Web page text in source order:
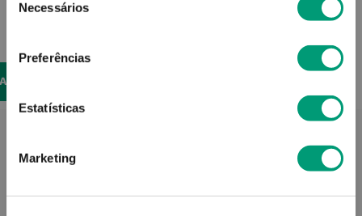
Necessários
Preferências
Estatísticas
Marketing